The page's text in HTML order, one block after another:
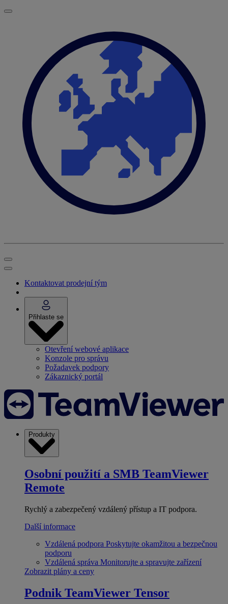
Kontaktovat prodejní tým
Přihlaste se
Otevření webové aplikace
Konzole pro správu
Požadavek podpory
Zákaznický portál
Produkty
Osobní použití a SMB TeamViewer
Remote
Rychlý a zabezpečený vzdálený přístup a IT podpora.
Další informace
Vzdálená podpora Poskytujte okamžitou a bezpečnou
podporu
Vzdálená správa Monitorujte a spravujte zařízení
Zobrazit plány a ceny
Podnik TeamViewer Tensor